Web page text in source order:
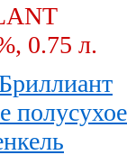
0.75 л.
полусухое